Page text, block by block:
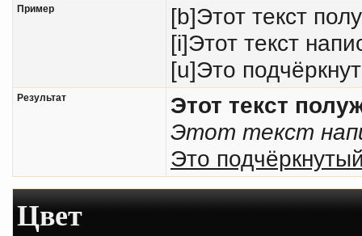
Пример
[b]Этот текст
[i]Этот текст
[u]Это
Результат
Этот текст
Этот текст
Это
Цвет